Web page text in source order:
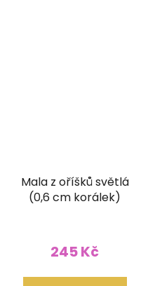
Mala z oříšků světlá
(0,6 cm korálek)
245 Kč